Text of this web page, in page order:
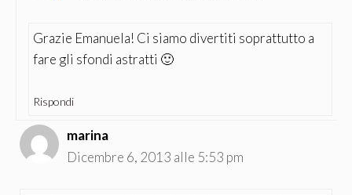
Grazie Emanuela! Ci siamo divertiti soprattutto a
fare gli sfondi astratti 🙂
Rispondi
marina
Dicembre 6, 2013 alle 5:53 pm